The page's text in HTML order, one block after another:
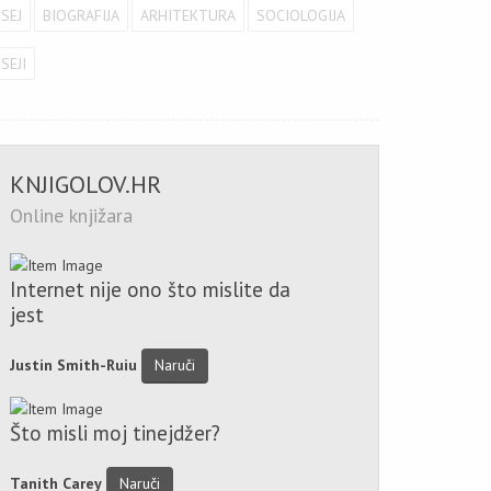
BIOGRAFIJA ARHITEKTURA SOCIOLOGIJA
KNJIGOLOV.HR
Online knjižara
Internet nije ono što mislite da
jest
Justin Smith-Ruiu Naruči
Što misli moj tinejdžer?
Tanith Carey Naruči